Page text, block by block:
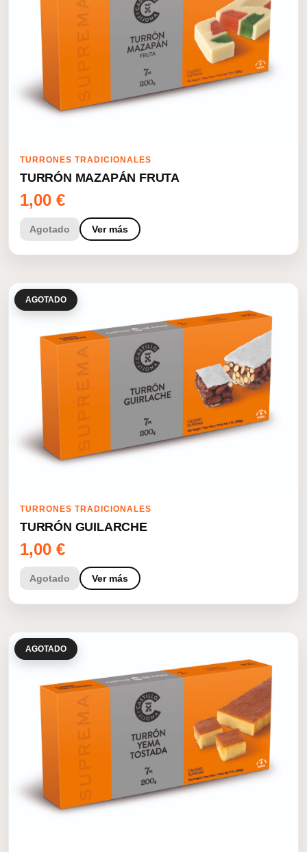
TURRONES TRADICIONALES
TURRÓN MAZAPÁN FRUTA
1,00 €
Agotado Ver más
AGOTADO
TURRONES TRADICIONALES
TURRÓN GUILARCHE
1,00 €
Agotado Ver más
AGOTADO